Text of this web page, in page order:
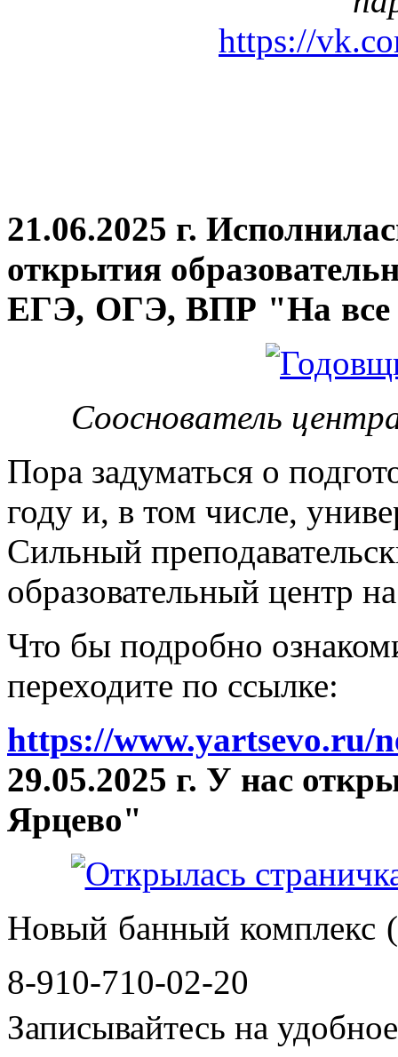
https://
21.06.2025 г.
открытия
ЕГЭ, ОГЭ, ВПР "На все
Сооснователь
Пора задуматься о
году и, в том числе,
Сильный
образовательный центр
Что бы подробно
переходите по ссылке:
https://www.yartsevo.ru/
29.05.2025 г. У нас
Ярцево"
Новый банный комплекс
8-910-710-02-20
Записывайтесь на